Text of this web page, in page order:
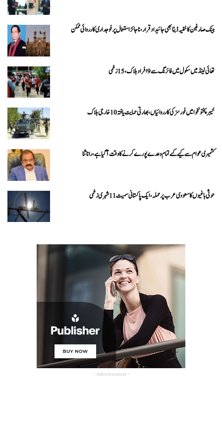
بینک صارفین کا خفیہ ڈیٹا بھی جائیداد قرار، ناجائز استعمال پر فوجداری کارروائی ممکن
تھائی لینڈ میں سکول میں فائرنگ سے 9 افراد ہلاک، 15 زخمی
خیبرپختونخوا میں فورسز کی کارروائیاں، بھارتی حمایت یافتہ 10 خارجی ہلاک
کشمیری عوام سے کیے گئے تمام وعدے پورے کرنے کا وقت آ گیا ہے، رانا ثنا
حوثی باغیوں کا سعودی عرب پر حملہ، ایک پاکستانی سمیت 11 شہری زخمی
- Advertisement -